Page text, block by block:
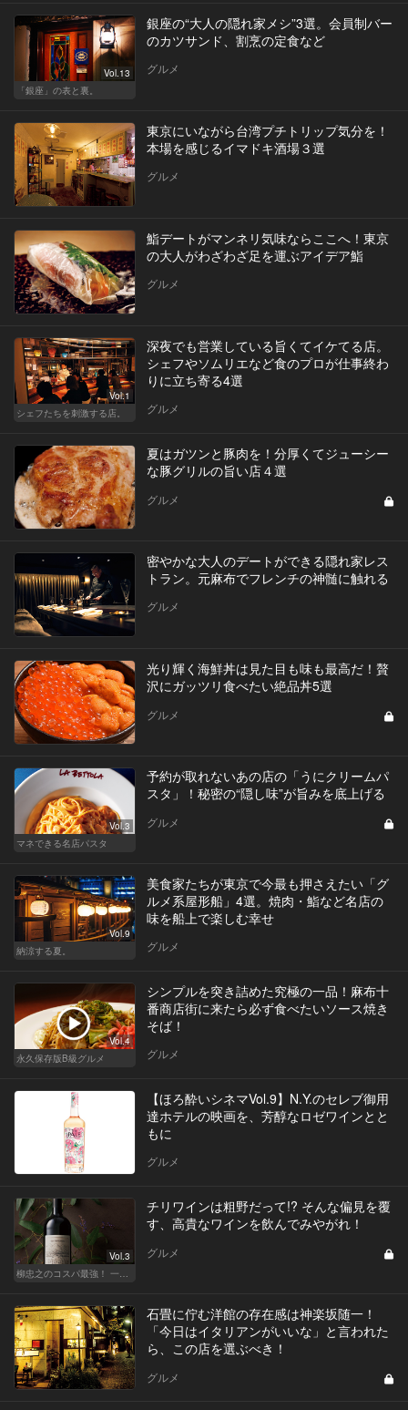
Vol.13
「銀座」の表と裏。
銀座の“大人の隠れ家メシ”3選。会員制バー
のカツサンド、割烹の定食など
グルメ
東京にいながら台湾プチトリップ気分を！
本場を感じるイマドキ酒場３選
グルメ
鮨デートがマンネリ気味ならここへ！東京
の大人がわざわざ足を運ぶアイデア鮨
グルメ
Vol.1
シェフたちを刺激する店。
深夜でも営業している旨くてイケてる店。
シェフやソムリエなど食のプロが仕事終わ
りに立ち寄る4選
グルメ
夏はガツンと豚肉を！分厚くてジューシー
な豚グリルの旨い店４選
グルメ
密やかな大人のデートができる隠れ家レス
トラン。元麻布でフレンチの神髄に触れる
グルメ
光り輝く海鮮丼は見た目も味も最高だ！贅
沢にガッツリ食べたい絶品丼5選
グルメ
Vol.3
マネできる名店パスタ
予約が取れないあの店の「うにクリームパ
スタ」！秘密の“隠し味”が旨みを底上げる
グルメ
Vol.9
納涼する夏。
美食家たちが東京で今最も押さえたい「グ
ルメ系屋形船」4選。焼肉・鮨など名店の
味を船上で楽しむ幸せ
グルメ
Vol.4
永久保存版B級グルメ
シンプルを突き詰めた究極の一品！麻布十
番商店街に来たら必ず食べたいソース焼き
そば！
グルメ
【ほろ酔いシネマVol.9】N.Y.のセレブ御用
達ホテルの映画を、芳醇なロゼワインとと
もに
グルメ
Vol.3
チリワインは粗野だって!? そんな偏見を覆
す、高貴なワインを飲んでみやがれ！
グルメ
石畳に佇む洋館の存在感は神楽坂随一！
「今日はイタリアンがいいな」と言われた
ら、この店を選ぶべき！
グルメ